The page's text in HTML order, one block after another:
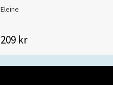
Eleine
209 kr